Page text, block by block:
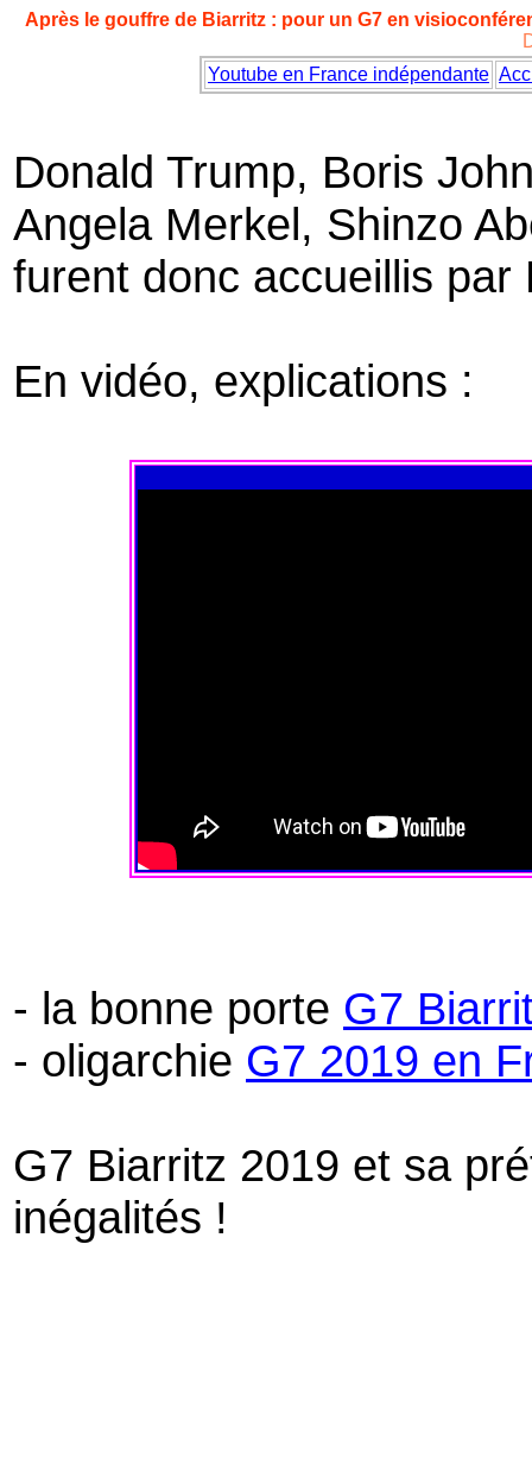
Après le gouffre de Biarritz : pour un G7 en
Youtube en France indépendante
Donald Trump, Boris
Angela Merkel, Shinzo
furent donc accueillis par
En vidéo, explications :
- la bonne porte G7
- oligarchie G7 2019 en
G7 Biarritz 2019 et sa
inégalités !